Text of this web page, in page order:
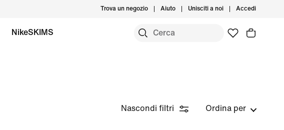
Trova un negozio Aiuto Unisciti a noi Accedi
NikeSKIMS
Nascondi filtri Ordina per